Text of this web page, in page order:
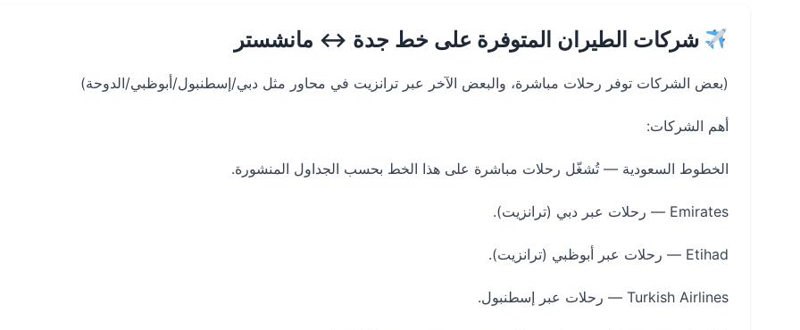
شركات الطيران المتوفرة على خط جدة ↔ مانشستر
(بعض الشركات توفر رحلات مباشرة، والبعض الآخر عبر ترانزيت في محاور مثل دبي/إسطنبول/أبوظبي/الدوحة)
أهم الشركات:
الخطوط السعودية — تُشغّل رحلات مباشرة على هذا الخط بحسب الجداول المنشورة.
Emirates — رحلات عبر دبي (ترانزيت).
Etihad — رحلات عبر أبوظبي (ترانزيت).
Turkish Airlines — رحلات عبر إسطنبول.